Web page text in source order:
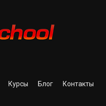
Курсы Блог Контакты